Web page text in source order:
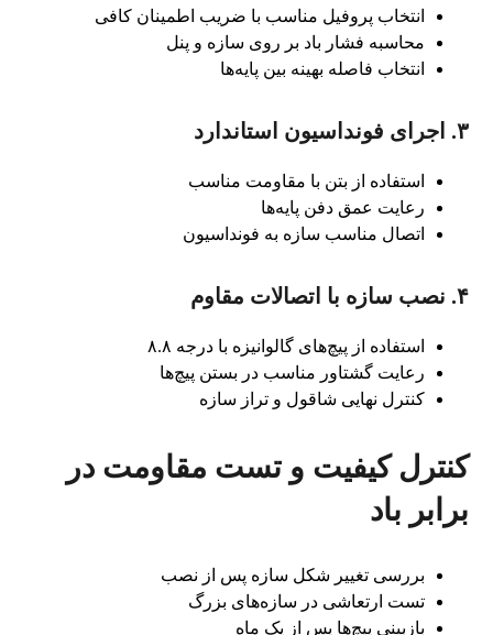
انتخاب پروفیل مناسب با ضریب اطمینان کافی
محاسبه فشار باد بر روی سازه و پنل
انتخاب فاصله بهینه بین پایه‌ها
۳. اجرای فونداسیون استاندارد
استفاده از بتن با مقاومت مناسب
رعایت عمق دفن پایه‌ها
اتصال مناسب سازه به فونداسیون
۴. نصب سازه با اتصالات مقاوم
استفاده از پیچ‌های گالوانیزه با درجه ۸.۸
رعایت گشتاور مناسب در بستن پیچ‌ها
کنترل نهایی شاقول و تراز سازه
کنترل کیفیت و تست مقاومت در
برابر باد
بررسی تغییر شکل سازه پس از نصب
تست ارتعاشی در سازه‌های بزرگ
بازبینی پیچ‌ها پس از یک ماه